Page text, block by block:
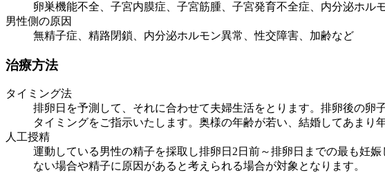
卵巣機能不全、子宮内膜症、子宮筋腫、子宮発育不全症、内分泌ホル
男性側の原因
無精子症、精路閉鎖、内分泌ホルモン異常、性交障害、加齢など
治療方法
タイミング法
排卵日を予測して、それに合わせて夫婦生活をとります。排卵後の卵
タイミングをご指示いたします。奥様の年齢が若い、結婚してあまり
人工授精
運動している男性の精子を採取し排卵日2日前～排卵日までの最も妊
ない場合や精子に原因があると考えられる場合が対象となります。